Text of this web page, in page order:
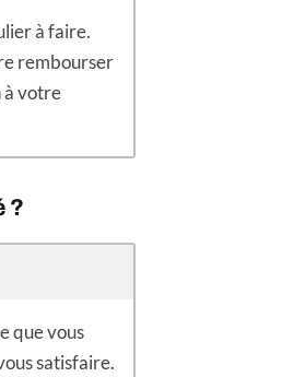
à faire.
rembourser
à votre
?
que vous
satisfaire.